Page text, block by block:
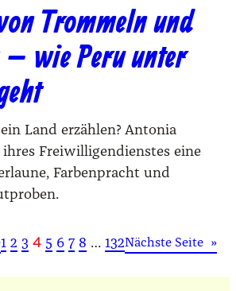
Trommeln und
wie Peru unter
Land erzählen? Antonia
Freiwilligendienstes eine
Farbenpracht und
1 2 3 4 5 6 7 8 … 132Nächste Seite »